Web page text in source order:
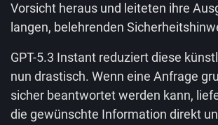
Vorsicht heraus und leiteten ihre
langen, belehrenden
GPT-5.3 Instant reduziert diese
nun drastisch. Wenn eine Anfrage
sicher beantwortet werden kann,
die gewünschte Information direkt